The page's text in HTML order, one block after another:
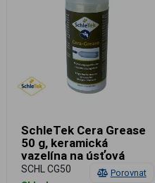
Porovnat
SchleTek Cera Grease
50 g, keramická
vazelína na úsťová
zařízení
SCHL CG50